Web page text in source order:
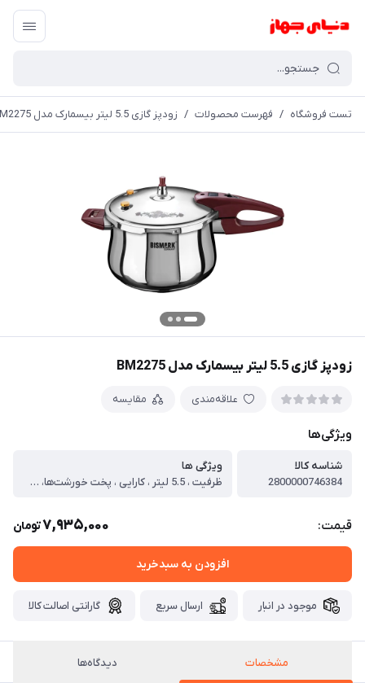
تست فروشگاه / فهرست محصولات / زودپز گازی 5.5 لیتر بیسمارک مدل BM2275
زودپز گازی 5.5 لیتر بیسمارک مدل BM2275
علاقه‌مندی مقایسه
ویژگی‌ها
شناسه کالا
2800000746384
ویژگی ها
ظرفیت ، 5.5 لیتر ، کارایی ، پخت خورشت‌ها، سوپ‌ها، دسرها، پخت سریع و ایمن ، جنس محفظه ، استیل ضد زنگ 18/10 ، جنس بدنه ، استیل ضد زنگ 18/10 ، وزن ، سبک ، ظرفیت به نفر ، مناسب برای خانواده‌های متوسط (4-6 نفر) ، نمایشگر ، ندارد ، سیستم ایمنی ، دارد قفل درب در حین پخت، خروجی اضطراری بخار
قیمت: 7,935,000تومان
افزودن به سبدخرید
موجود در انبار ارسال سریع گارانتی اصالت کالا
مشخصات دیدگاه‌ها